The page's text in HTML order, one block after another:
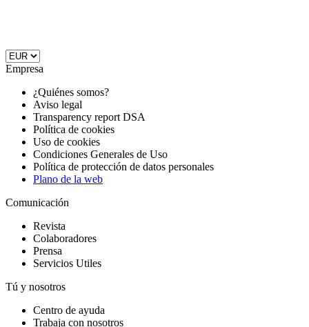
Empresa
¿Quiénes somos?
Aviso legal
Transparency report DSA
Política de cookies
Uso de cookies
Condiciones Generales de Uso
Política de protección de datos personales
Plano de la web
Comunicación
Revista
Colaboradores
Prensa
Servicios Utiles
Tú y nosotros
Centro de ayuda
Trabaja con nosotros